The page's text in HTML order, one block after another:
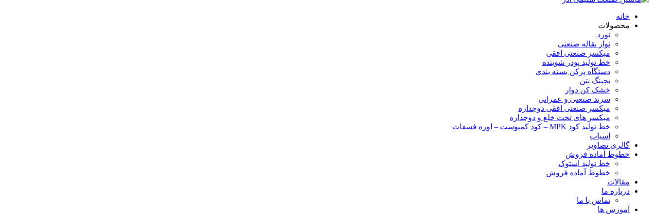
خانه
محصولات
نورد
نوار نقاله صنعتی
ميكسر صنعتی افقی
خط تولید پودر شوينده
دستگاه پرکن بسته بندی
بچينگ بتن
خشک کن دوار
سرند صنعتی و عمرانی
میکسر صنعتی افقی دوجداره
میکسر های تحت خلع و دوجداره
خط تولید کود MPK – کود کمپوست – اوره فسفات
اسیاب
گالری تصاویر
خطوط آماده فروش
خط تولید استوک
خطوط آماده فروش
مقالات
درباره ما
تماس با ما
آموزش ها